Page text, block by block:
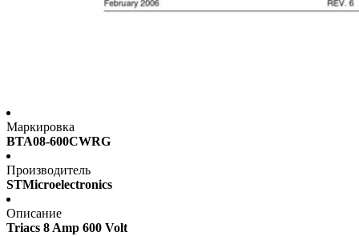
Маркировка
BTA08-600CWRG
Производитель
STMicroelectronics
Описание
Triacs 8 Amp 600 Volt